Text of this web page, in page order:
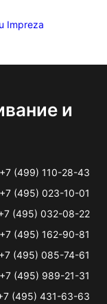
Impreza
и
+7 (499) 110-28-43
+7 (495) 023-10-01
(495) 032-08-22
+7 (495) 162-90-81
+7 (495) 085-74-61
+7 (495) 989-21-31
(495) 431-63-63